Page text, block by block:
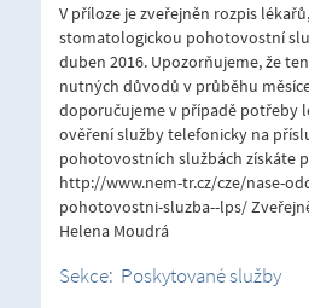
V příloze je zveřejněn rozpis
stomatologickou pohotovostní
duben 2016. Upozorňujeme, že
nutných důvodů v průběhu
doporučujeme v případě potřeby
ověření služby telefonicky na
pohotovostních službách získáte
http://www.nem-tr.cz/cze/nase-
pohotovostni-sluzba--lps/
Helena Moudrá
Sekce: Poskytované služby